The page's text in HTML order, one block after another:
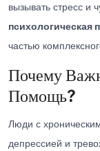
вызывать стресс и
психологическая
частью
Почему
Помощь?
Люди с
депрессией и